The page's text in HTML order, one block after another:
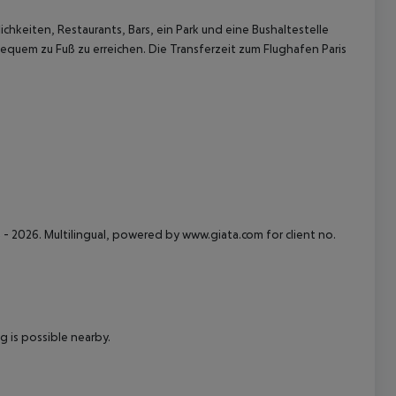
Restaurants, Bars, ein Park und eine Bushaltestelle
zu Fuß zu erreichen. Die Transferzeit zum Flughafen Paris
2026. Multilingual, powered by www.giata.com for client no.
is possible nearby.